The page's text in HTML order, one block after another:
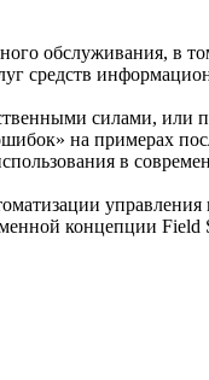
обслуживания, в
средств
силами,
на примерах
в
концепции Field